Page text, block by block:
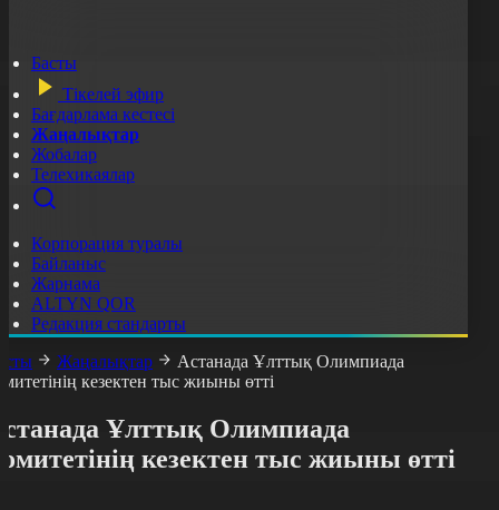
Басты
Тікелей эфир
Бағдарлама кестесі
Жаңалықтар
Жобалар
Телехикаялар
Корпорация туралы
Байланыс
Жарнама
ALTYN QOR
Редакция стандарты
Жаңалықтар
Астанада Ұлттық Олимпиада
кезектен тыс жиыны өтті
Ұлттық Олимпиада
кезектен тыс жиыны өтті